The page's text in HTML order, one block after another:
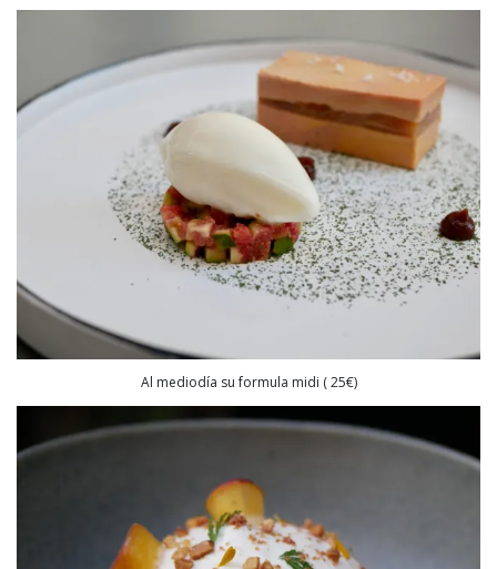
Al mediodía su formula midi ( 25€)